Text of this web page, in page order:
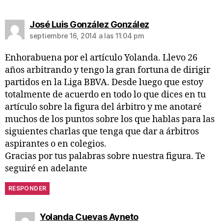
José Luis González González
septiembre 16, 2014 a las 11:04 pm
Enhorabuena por el artículo Yolanda. Llevo 26
años arbitrando y tengo la gran fortuna de dirigir
partidos en la Liga BBVA. Desde luego que estoy
totalmente de acuerdo en todo lo que dices en tu
artículo sobre la figura del árbitro y me anotaré
muchos de los puntos sobre los que hablas para las
siguientes charlas que tenga que dar a árbitros
aspirantes o en colegios.
Gracias por tus palabras sobre nuestra figura. Te
seguiré en adelante
RESPONDER
Yolanda Cuevas Ayneto